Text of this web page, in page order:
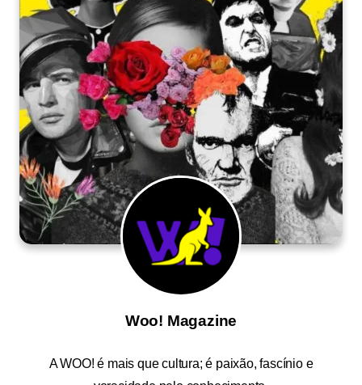
Woo! Magazine
AWOO! é mais que cultura; é paixão, fascínio e